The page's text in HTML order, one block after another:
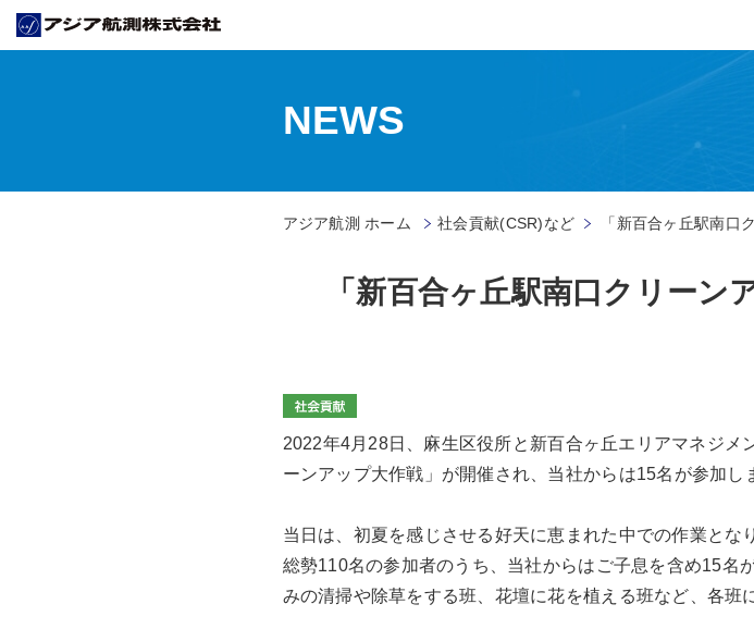
NEWS
アジア航測 ホーム 社会貢献(CSR)など 「新百合ヶ丘駅南口
「新百合ヶ丘駅南口クリーン
2022年4月28日、麻生区役所と新百合ヶ丘エリアマネジメ
ーンアップ大作戦」が開催され、当社からは15名が参加し
当日は、初夏を感じさせる好天に恵まれた中での作業とな
総勢110名の参加者のうち、当社からはご子息を含め15名
みの清掃や除草をする班、花壇に花を植える班など、各班